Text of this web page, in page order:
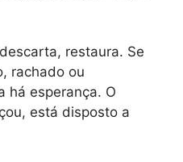
restaura. Se
rachado ou
há esperança. O
está disposto a